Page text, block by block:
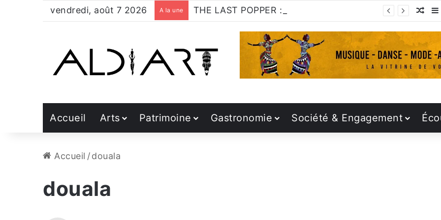
vendredi, août 7 2026 A la une
Accueil Arts Patrimoine Gastronomie Société & Engagement
Accueil /douala
douala